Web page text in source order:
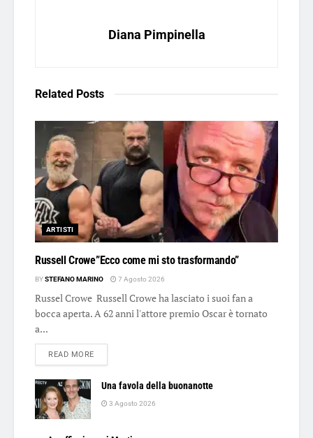
Diana Pimpinella
Related Posts
ARTISTI
Russell Crowe”Ecco come mi sto trasformando”
BYSTEFANO MARINO 7 Agosto 2026
Russel Crowe Russell Crowe ha lasciato i suoi fan a
bocca aperta. A 62 anni l'attore premio Oscar è tornato
a...
READ MOREDETAILS
Una favola della buonanotte
3 Agosto 2026